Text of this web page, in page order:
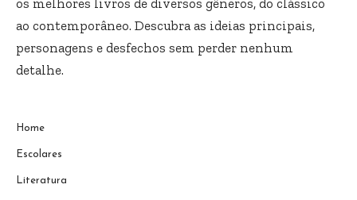
os melhores livros de diversos gêneros, do clássico
ao contemporâneo. Descubra as ideias principais,
personagens e desfechos sem perder nenhum
detalhe.
Home
Escolares
Literatura